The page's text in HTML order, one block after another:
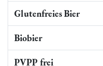
Glutenfreies Bier
Biobier
PVPP frei